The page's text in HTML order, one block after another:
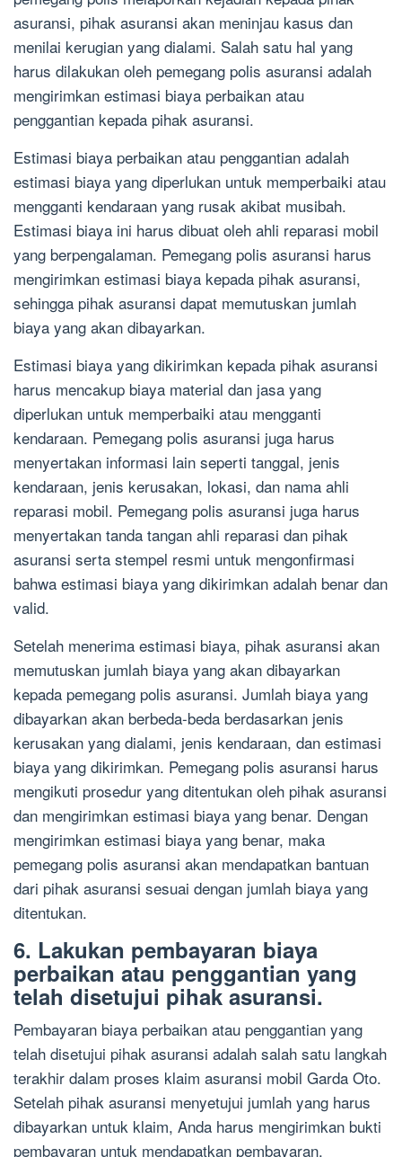
asuransi, pihak asuransi akan meninjau kasus dan
menilai kerugian yang dialami. Salah satu hal yang
harus dilakukan oleh pemegang polis asuransi adalah
mengirimkan estimasi biaya perbaikan atau
penggantian kepada pihak asuransi.
Estimasi biaya perbaikan atau penggantian adalah
estimasi biaya yang diperlukan untuk memperbaiki atau
mengganti kendaraan yang rusak akibat musibah.
Estimasi biaya ini harus dibuat oleh ahli reparasi mobil
yang berpengalaman. Pemegang polis asuransi harus
mengirimkan estimasi biaya kepada pihak asuransi,
sehingga pihak asuransi dapat memutuskan jumlah
biaya yang akan dibayarkan.
Estimasi biaya yang dikirimkan kepada pihak asuransi
harus mencakup biaya material dan jasa yang
diperlukan untuk memperbaiki atau mengganti
kendaraan. Pemegang polis asuransi juga harus
menyertakan informasi lain seperti tanggal, jenis
kendaraan, jenis kerusakan, lokasi, dan nama ahli
reparasi mobil. Pemegang polis asuransi juga harus
menyertakan tanda tangan ahli reparasi dan pihak
asuransi serta stempel resmi untuk mengonfirmasi
bahwa estimasi biaya yang dikirimkan adalah benar dan
valid.
Setelah menerima estimasi biaya, pihak asuransi akan
memutuskan jumlah biaya yang akan dibayarkan
kepada pemegang polis asuransi. Jumlah biaya yang
dibayarkan akan berbeda-beda berdasarkan jenis
kerusakan yang dialami, jenis kendaraan, dan estimasi
biaya yang dikirimkan. Pemegang polis asuransi harus
mengikuti prosedur yang ditentukan oleh pihak asuransi
dan mengirimkan estimasi biaya yang benar. Dengan
mengirimkan estimasi biaya yang benar, maka
pemegang polis asuransi akan mendapatkan bantuan
dari pihak asuransi sesuai dengan jumlah biaya yang
ditentukan.
6. Lakukan pembayaran biaya
perbaikan atau penggantian yang
telah disetujui pihak asuransi.
Pembayaran biaya perbaikan atau penggantian yang
telah disetujui pihak asuransi adalah salah satu langkah
terakhir dalam proses klaim asuransi mobil Garda Oto.
Setelah pihak asuransi menyetujui jumlah yang harus
dibayarkan untuk klaim, Anda harus mengirimkan bukti
pembayaran untuk mendapatkan pembayaran.